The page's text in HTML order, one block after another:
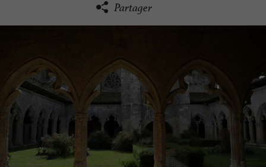
Partager